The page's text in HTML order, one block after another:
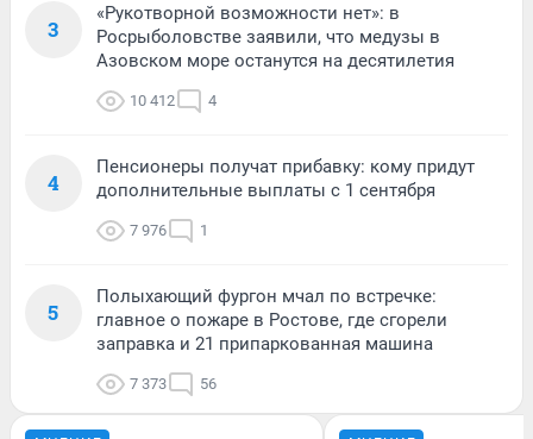
3
«Рукотворной возможности нет»: в
Росрыболовстве заявили, что медузы в
Азовском море останутся на десятилетия
10 412 4
4
Пенсионеры получат прибавку: кому придут
дополнительные выплаты с 1 сентября
7 976 1
5
Полыхающий фургон мчал по встречке:
главное о пожаре в Ростове, где сгорели
заправка и 21 припаркованная машина
7 373 56